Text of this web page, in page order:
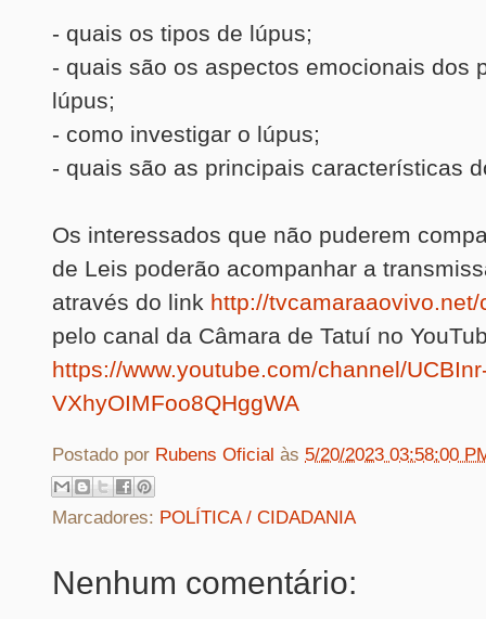
- quais os tipos de lúpus;
- quais são os aspectos emocionais dos
lúpus;
- como investigar o lúpus;
- quais são as principais características
Os interessados que não puderem
de Leis poderão acompanhar a
através do link http://
pelo canal da Câmara de Tatuí no
https://www.youtube.com/channel/
VXhyOIMFoo8QHggWA
Postado por Rubens Oficial às 5/20/2023 03:58:00
Marcadores: POLÍTICA / CIDADANIA
Nenhum comentário: